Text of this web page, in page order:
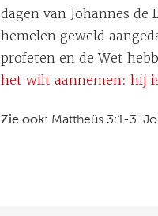
dagen van Johannes
hemelen geweld
profeten en de Wet
het wilt aannemen: hij
Zie ook: Mattheüs 3:1-3